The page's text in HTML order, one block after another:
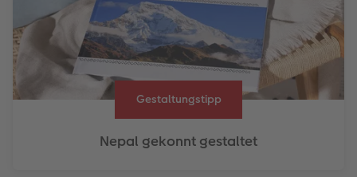
Gestaltungstipp
Nepal gekonnt gestaltet